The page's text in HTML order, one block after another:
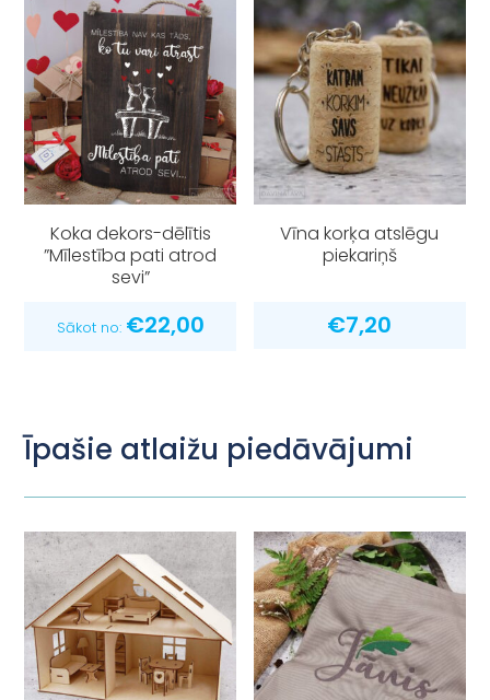
Koka dekors-dēlītis
”Mīlestība pati atrod
sevi”
Sākot no: €22,00
Vīna korķa atslēgu
piekariņš
€7,20
Īpašie atlaižu piedāvājumi